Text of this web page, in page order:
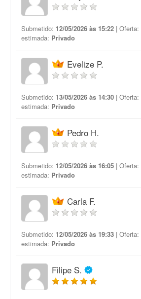
Submetido: 12/05/2026 às 15:22 | Oferta:
estimada: Privado
Evelize P.
Submetido: 13/05/2026 às 14:30 | Oferta:
estimada: Privado
Pedro H.
Submetido: 12/05/2026 às 16:05 | Oferta:
estimada: Privado
Carla F.
Submetido: 12/05/2026 às 19:33 | Oferta:
estimada: Privado
Filipe S.